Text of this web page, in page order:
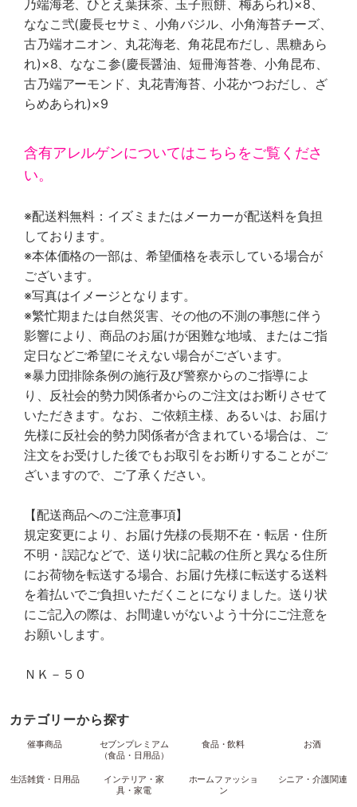
乃端海老、ひとえ葉抹茶、玉子煎餅、梅あられ)×8、
ななこ弐(慶長セサミ、小角バジル、小角海苔チーズ、
古乃端オニオン、丸花海老、角花昆布だし、黒糖あら
れ)×8、ななこ参(慶長醤油、短冊海苔巻、小角昆布、
古乃端アーモンド、丸花青海苔、小花かつおだし、ざ
らめあられ)×9
含有アレルゲンについてはこちらをご覧くださ
い。
※配送料無料：イズミまたはメーカーが配送料を負担
しております。
※本体価格の一部は、希望価格を表示している場合が
ございます。
※写真はイメージとなります。
※繁忙期または自然災害、その他の不測の事態に伴う
影響により、商品のお届けが困難な地域、またはご指
定日などご希望にそえない場合がございます。
※暴力団排除条例の施行及び警察からのご指導によ
り、反社会的勢力関係者からのご注文はお断りさせて
いただきます。なお、ご依頼主様、あるいは、お届け
先様に反社会的勢力関係者が含まれている場合は、ご
注文をお受けした後でもお取引をお断りすることがご
ざいますので、ご了承ください。
【配送商品へのご注意事項】
規定変更により、お届け先様の長期不在・転居・住所
不明・誤記などで、送り状に記載の住所と異なる住所
にお荷物を転送する場合、お届け先様に転送する送料
を着払いでご負担いただくことになりました。送り状
にご記入の際は、お間違いがないよう十分にご注意を
お願いします。
ＮＫ－５０
カテゴリーから探す
催事商品
セブンプレミアム
（食品・日用品）
食品・飲料 お酒
生活雑貨・日用品
インテリア・家
具・家電
ホームファッショ
ン
シニア・介護関連